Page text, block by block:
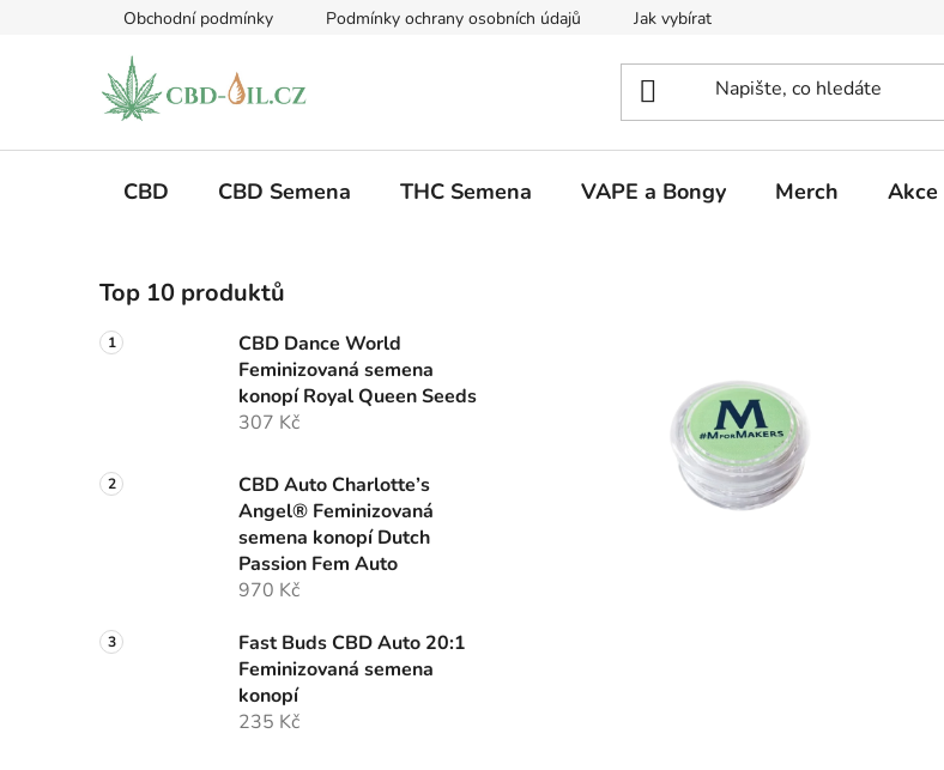
Obchodní podmínky Podmínky ochrany osobních údajů Jak vybírat
CBD CBD Semena THC Semena VAPE a Bongy Merch Akce
o
s
t
n
e
Top 10 produktů
CBD Dance World
Feminizovaná semena
konopí Royal Queen Seeds
307 Kč
CBD Auto Charlotte’s
Angel® Feminizovaná
semena konopí Dutch
Passion Fem Auto
970 Kč
Fast Buds CBD Auto 20:1
Feminizovaná semena
konopí
235 Kč